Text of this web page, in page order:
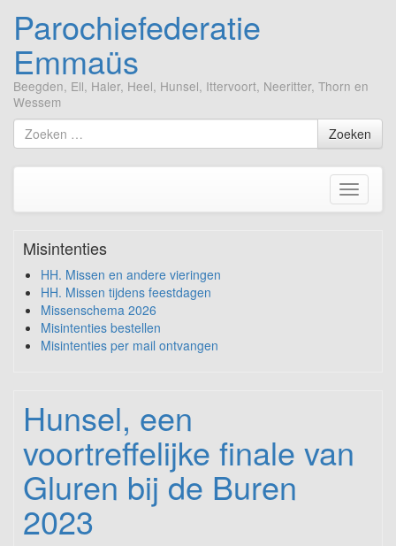
Parochiefederatie
Emmaüs
Beegden, Ell, Haler, Heel, Hunsel, Ittervoort, Neeritter, Thorn en
Wessem
Ga
naar
Zoek
naar
Zoeken
Toggle
Misintenties
HH. Missen en andere vieringen
HH. Missen tijdens feestdagen
Missenschema 2026
Misintenties bestellen
Misintenties per mail ontvangen
Hunsel, een
voortreffelijke finale van
Gluren bij de Buren
2023